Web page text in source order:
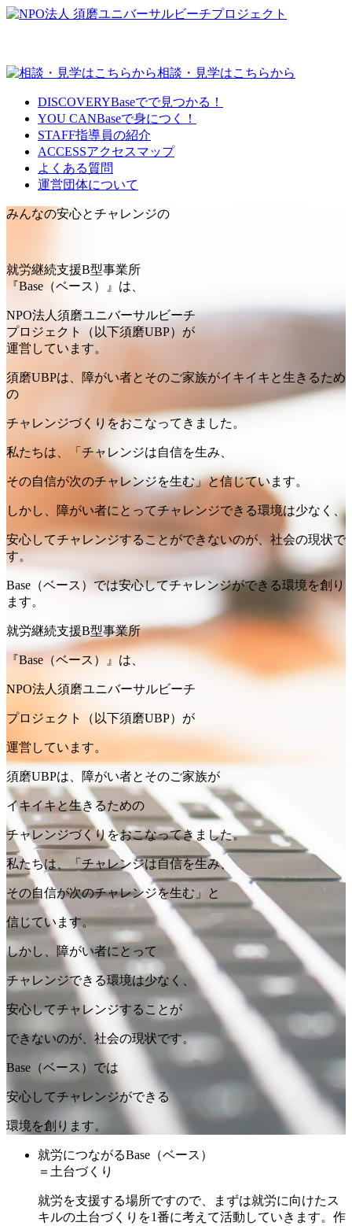
相談・見学はこちらから
DISCOVERYBaseでで見つかる！
YOU CANBaseで身につく！
STAFF指導員の紹介
ACCESSアクセスマップ
よくある質問
運営団体について
みんなの安心とチャレンジの
就労継続支援B型事業所
『Base（ベース）』は、
NPO法人須磨ユニバーサルビーチ
プロジェクト（以下須磨UBP）が
運営しています。
須磨UBPは、障がい者とそのご家族がイキイキと生きるため
の
チャレンジづくりをおこなってきました。
私たちは、「チャレンジは自信を生み、
その自信が次のチャレンジを生む」と信じています。
しかし、障がい者にとってチャレンジできる環境は少なく、
安心してチャレンジすることができないのが、社会の現状で
す。
Base（ベース）では安心してチャレンジができる環境を創り
ます。
就労継続支援B型事業所
『Base（ベース）』は、
NPO法人須磨ユニバーサルビーチ
プロジェクト（以下須磨UBP）が
運営しています。
須磨UBPは、障がい者とそのご家族が
イキイキと生きるための
チャレンジづくりをおこなってきました。
私たちは、「チャレンジは自信を生み、
その自信が次のチャレンジを生む」と
信じています。
しかし、障がい者にとって
チャレンジできる環境は少なく、
安心してチャレンジすることが
できないのが、社会の現状です。
Base（ベース）では
安心してチャレンジができる
環境を創ります。
就労につながるBase （ベース）
＝土台づくり
就労を支援する場所ですので、まずは就労に向けたス
キルの土台づくりを1番に考えて活動していきます。作